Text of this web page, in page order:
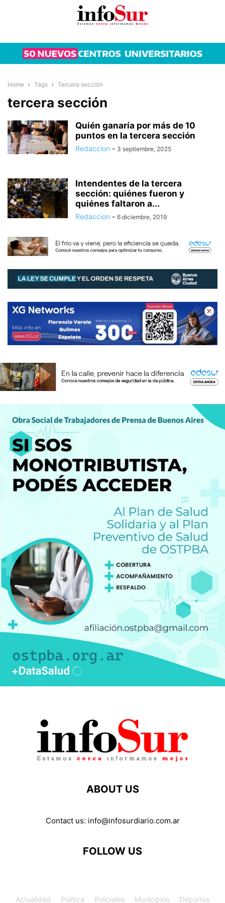
Home Tags Tercera sección
tercera sección
Quién ganaría por más de 10
puntos en la tercera sección
Redaccion - 3 septiembre, 2025
Intendentes de la tercera
sección: quiénes fueron y
quiénes faltaron a...
Redaccion - 6 diciembre, 2019
ABOUT US
Contact us: info@infosurdiario.com.ar
FOLLOW US
Actualidad Política Policiales Municipios Deportes